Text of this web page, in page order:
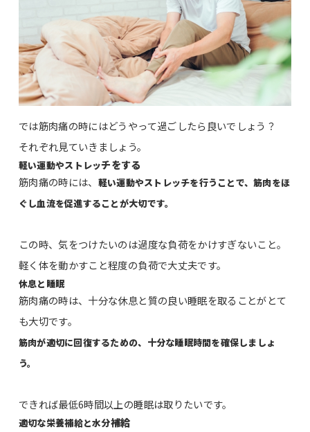
では筋肉痛の時にはどうやって過ごしたら良いでしょう？
それぞれ見ていきましょう。
軽い運動やストレッチをする
筋肉痛の時には、 軽い運動やストレッチを行うことで、筋肉をほ
ぐし血流を促進することが大切です。
この時、気をつけたいのは過度な負荷をかけすぎないこと。
軽く体を動かすこと程度の負荷で大丈夫です。
休息と睡眠
筋肉痛の時は、十分な休息と質の良い睡眠を取ることがとて
も大切です。
筋肉が適切に回復するための、十分な睡眠時間を確保しましょ
う。
できれば最低6時間以上の睡眠は取りたいです。
適切な栄養補給と水分補給